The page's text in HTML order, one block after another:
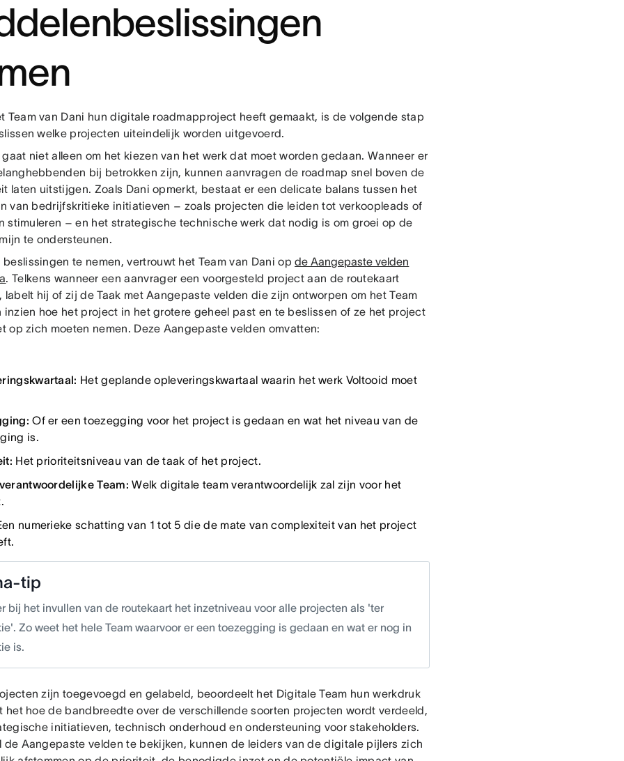
Team van Dani hun digitale roadmapproject heeft gemaakt, is de volgende stap
welke projecten uiteindelijk worden uitgevoerd.
niet alleen om het kiezen van het werk dat moet worden gedaan. Wanneer er
bij betrokken zijn, kunnen aanvragen de roadmap snel boven de
laten uitstijgen. Zoals Dani opmerkt, bestaat er een delicate balans tussen het
van bedrijfskritieke initiatieven – zoals projecten die leiden tot verkoopleads of
stimuleren – en het strategische technische werk dat nodig is om groei op de
te ondersteunen.
beslissingen te nemen, vertrouwt het Team van Dani opde Aangepaste velden
. Telkens wanneer een aanvrager een voorgesteld project aan de routekaart
labelt hij of zij de Taak met Aangepaste velden die zijn ontworpen om het Team
inzien hoe het project in het grotere geheel past en te beslissen of ze het project
op zich moeten nemen. Deze Aangepaste velden omvatten:
Het geplande opleveringskwartaal waarin het werk Voltooid moet
Of er een toezegging voor het project is gedaan en wat het niveau van de
is.
Het prioriteitsniveau van de taak of het project.
Team:Welk digitale team verantwoordelijk zal zijn voor het
numerieke schatting van 1 tot 5 die de mate van complexiteit van het project
tip
bij het invullen van de routekaart het inzetniveau voor alle projecten als 'ter
Zo weet het hele Team waarvoor er een toezegging is gedaan en wat er nog in
is.
zijn toegevoegd en gelabeld, beoordeelt het Digitale Team hun werkdruk
het hoe de bandbreedte over de verschillende soorten projecten wordt verdeeld,
initiatieven, technisch onderhoud en ondersteuning voor stakeholders.
de Aangepaste velden te bekijken, kunnen de leiders van de digitale pijlers zich